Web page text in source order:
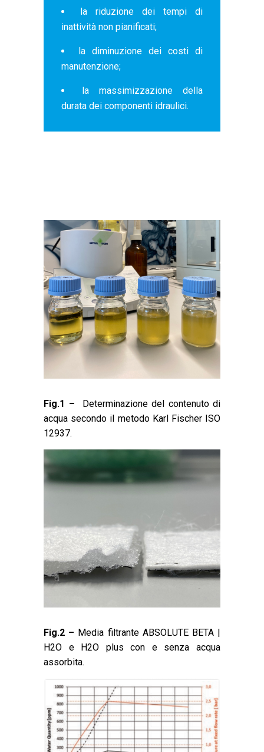
la riduzione dei tempi di
inattività non pianificati;
la diminuzione dei costi di
manutenzione;
la massimizzazione della
durata dei componenti idraulici.
Fig.1 – Determinazione del contenuto di
acqua secondo il metodo Karl Fischer ISO
12937.
Fig.2 – Media filtrante ABSOLUTE BETA |
H2O e H2O plus con e senza acqua
assorbita.